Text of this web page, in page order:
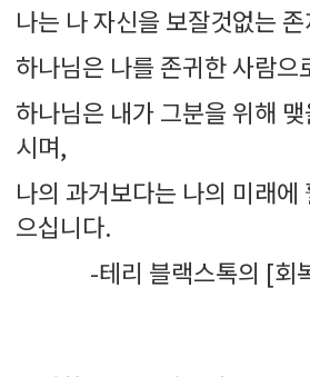
나는 나 자신을 보잘것없는
하나님은 나를 존귀한 사람으
하나님은 내가 그분을 위해
시며,
나의 과거보다는 나의 미래에
으십니다.
-테리 블랙스톡의 [회